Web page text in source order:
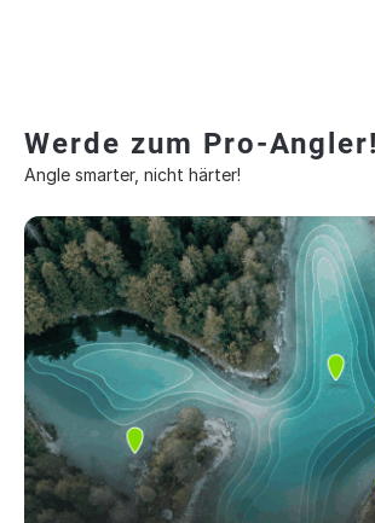
Werde zum Pro-Angler!
Angle smarter, nicht härter!